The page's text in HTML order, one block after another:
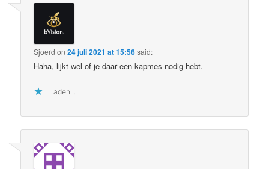
Sjoerd on24 juli 2021 at 15:56said:
Haha, lijkt wel of je daar een kapmes nodig hebt.
Laden...